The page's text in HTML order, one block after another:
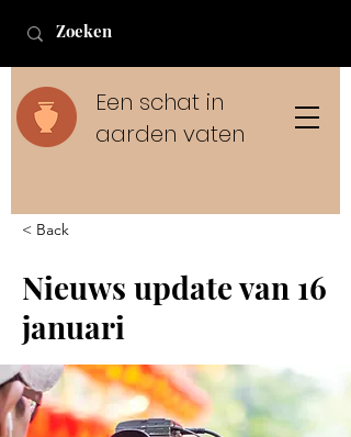
Een schat in
aarden vaten
< Back
Nieuws update van 16
januari